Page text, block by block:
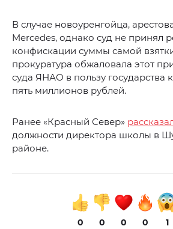
В случае новоуренгойца,
Mercedes, однако суд не принял
конфискации суммы самой
прокуратура обжаловала этот
суда ЯНАО в пользу государства
пять миллионов рублей.
Ранее «Красный Север»
должности директора школы в
районе.
0 0 0 0 1